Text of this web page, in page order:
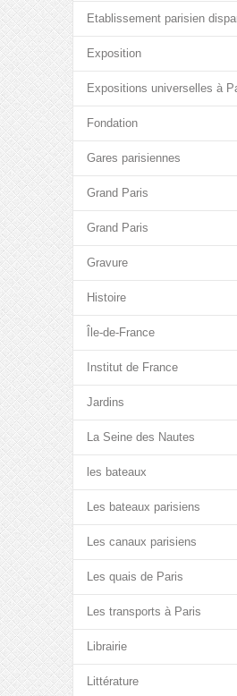
Etablissement parisien
Exposition
Expositions universelles à
Fondation
Gares parisiennes
Grand Paris
Grand Paris
Gravure
Histoire
Île-de-France
Institut de France
Jardins
La Seine des Nautes
les bateaux
Les bateaux parisiens
Les canaux parisiens
Les quais de Paris
Les transports à Paris
Librairie
Littérature